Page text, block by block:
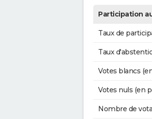
Participation
Taux de
Taux
Votes blancs
Votes nuls (en
Nombre de